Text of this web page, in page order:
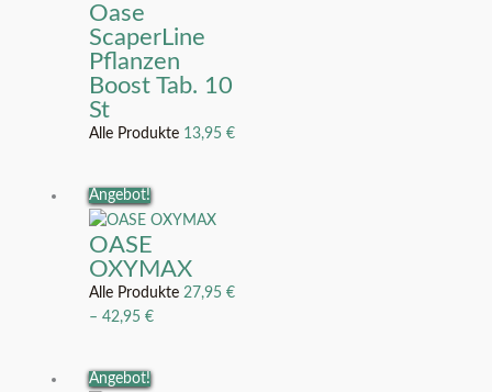
Oase
ScaperLine
Pflanzen
Boost Tab. 10
St
Alle Produkte 13,95€
Angebot!
OASE
OXYMAX
Alle Produkte 27,95€
–42,95€
Angebot!
Ursprünglicher
Aktueller